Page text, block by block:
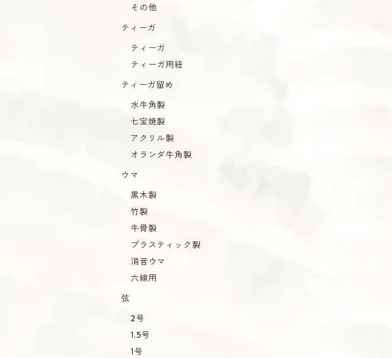
その他
ティーガ
ティーガ
ティーガ用紐
ティーガ留め
水牛角製
七宝焼製
アクリル製
オランダ牛角製
ウマ
黒木製
竹製
牛骨製
プラスティック製
消音ウマ
六線用
弦
2号
1.5号
1号